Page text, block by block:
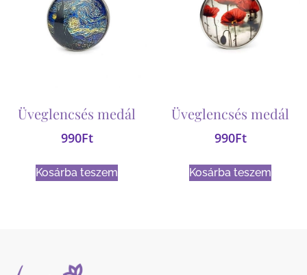
Üveglencsés medál
990Ft
Kosárba teszem
Üveglencsés medál
990Ft
Kosárba teszem